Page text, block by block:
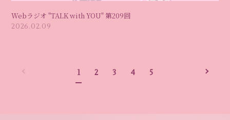
Webラジオ "TALK with YOU" 第209回
2026.02.09
1 2 3 4 5